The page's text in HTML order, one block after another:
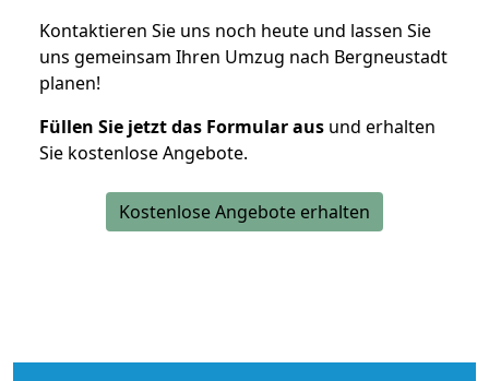
Kontaktieren Sie uns noch heute und lassen Sie
uns gemeinsam Ihren Umzug nach Bergneustadt
planen!
Füllen Sie jetzt das Formular aus und erhalten
Sie kostenlose Angebote.
Kostenlose Angebote erhalten